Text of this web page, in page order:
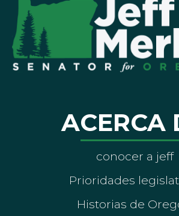
ACERCA
conocer a jeff
Prioridades
Historias de